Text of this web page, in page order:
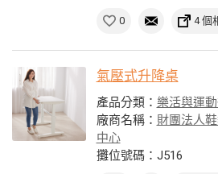
0 4 個
氣壓式升降桌
產品分類： 樂活與運
廠商名稱： 財團法人
中心
攤位號碼：J516